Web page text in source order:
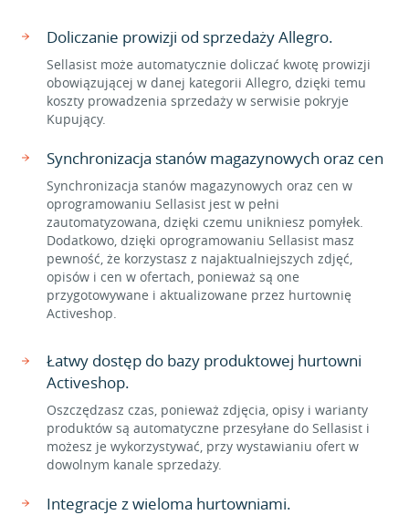
Doliczanie prowizji od sprzedaży Allegro.
Sellasist może automatycznie doliczać kwotę prowizji
obowiązującej w danej kategorii Allegro, dzięki temu
koszty prowadzenia sprzedaży w serwisie pokryje
Kupujący.
Synchronizacja stanów magazynowych oraz cen
Synchronizacja stanów magazynowych oraz cen w
oprogramowaniu Sellasist jest w pełni
zautomatyzowana, dzięki czemu unikniesz pomyłek.
Dodatkowo, dzięki oprogramowaniu Sellasist masz
pewność, że korzystasz z najaktualniejszych zdjęć,
opisów i cen w ofertach, ponieważ są one
przygotowywane i aktualizowane przez hurtownię
Activeshop.
Łatwy dostęp do bazy produktowej hurtowni
Activeshop.
Oszczędzasz czas, ponieważ zdjęcia, opisy i warianty
produktów są automatyczne przesyłane do Sellasist i
możesz je wykorzystywać, przy wystawianiu ofert w
dowolnym kanale sprzedaży.
Integracje z wieloma hurtowniami.